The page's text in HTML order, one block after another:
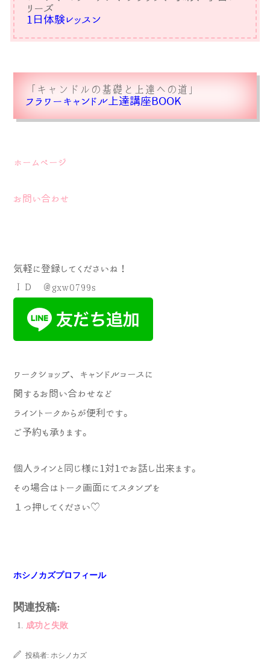
リーズ
1日体験レッスン
「キャンドルの基礎と上達への道」
フラワーキャンドル上達講座BOOK
ホームページ
お問い合わせ
気軽に登録してくださいね！
ＩＤ ＠gxw0799s
ワークショップ、キャンドルコースに
関するお問い合わせなど
ライントークからが便利です。
ご予約も承ります。
個人ラインと同じ様に1対1でお話し出来ま す。
その場合はトーク画面にてスタンプを
１つ押してください♡
ホシノカズプロフィール
関連投稿:
成功と失敗
投稿者: ホシノカズ